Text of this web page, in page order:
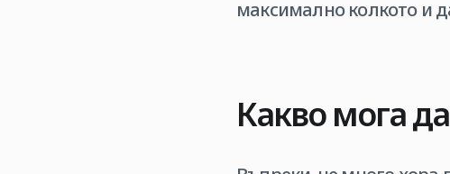
максимално колкото и
Какво мога